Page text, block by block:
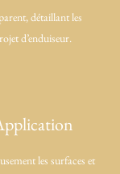
détaillant les
d’enduiseur.
les surfaces et